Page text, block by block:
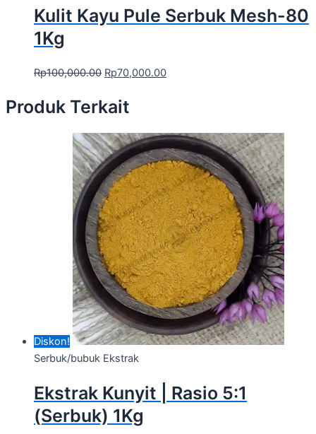
Kulit Kayu Pule Serbuk Mesh-80
1Kg
Rp100,000.00 Rp70,000.00
Produk Terkait
Diskon!
Serbuk/bubuk Ekstrak
Ekstrak Kunyit | Rasio 5:1
(Serbuk) 1Kg